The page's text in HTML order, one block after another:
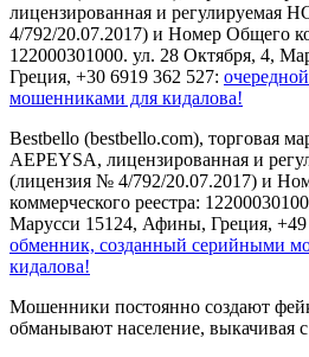
лицензированная и регулируемая
4/792/20.07.2017) и Номер Общего
122000301000. ул. 28 Октября, 4,
Греция, +30 6919 362 527:
мошенниками для кидалова!
Bestbello (bestbello.com), торговая
AEPEYSA, лицензированная и
(лицензия № 4/792/20.07.2017) и
коммерческого реестра:
Марусси 15124, Афины, Греция, +49
обменник, созданный серийными
кидалова!
Мошенники постоянно создают
обманывают население, выкачивая